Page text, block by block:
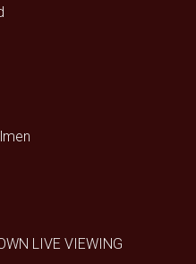
LIVE VIEWING